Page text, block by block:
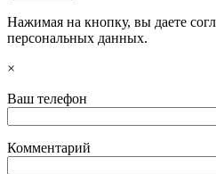
Нажимая на кнопку, вы даете
персональных данных.
×
Ваш телефон
Комментарий